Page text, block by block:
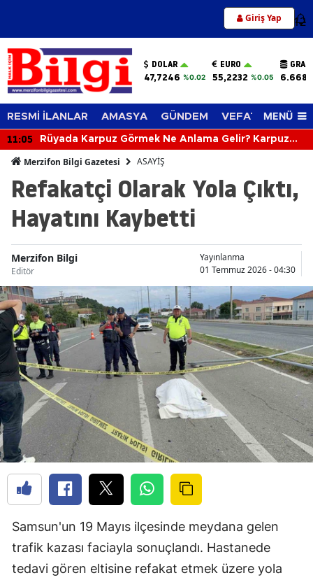
Giriş Yap 12
DOLAR
47,7246 %0.02
EURO
55,2232 %0.05
RESMİ İLANLAR AMASYA GÜNDEM VEFAT EDENLER
MENÜ
10:46 10 Ağustos 2026 Aramızdan Ayrılanlar
Merzifon Bilgi Gazetesi ASAYİŞ
Refakatçi Olarak Yola Çıktı,
Hayatını Kaybetti
Merzifon Bilgi
Editör
Yayınlanma
01 Temmuz 2026 - 04:30
Samsun'un 19 Mayıs ilçesinde meydana gelen
trafik kazası faciayla sonuçlandı. Hastanede
tedavi gören eltisine refakat etmek üzere yola